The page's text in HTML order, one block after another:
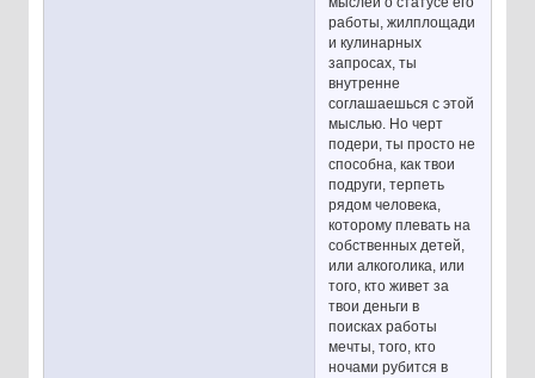
работы, жилплощади
и кулинарных
запросах, ты
внутренне
соглашаешься с этой
мыслью. Но черт
подери, ты просто не
способна, как твои
подруги, терпеть
рядом человека,
которому плевать на
собственных детей,
или алкоголика, или
того, кто живет за
твои деньги в
поисках работы
мечты, того, кто
ночами рубится в